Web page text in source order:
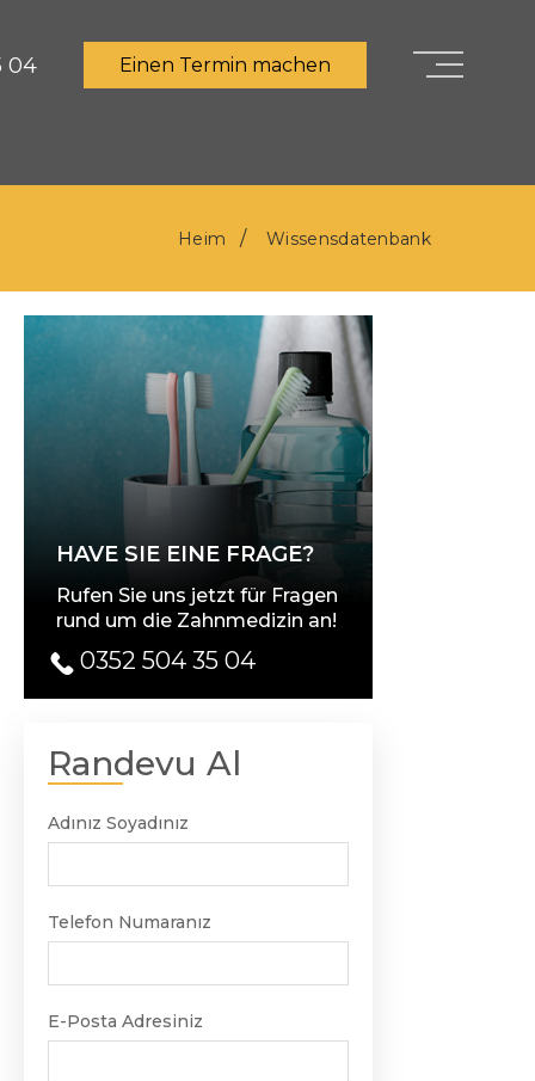
04 Einen Termin machen
Heim Wissensdatenbank
HAVE SIE EINE FRAGE?
Rufen Sie uns jetzt für Fragen
rund um die Zahnmedizin an!
0352 504 35 04
Randevu Al
Adınız Soyadınız
Telefon Numaranız
E-Posta Adresiniz